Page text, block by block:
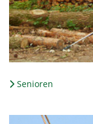
Senioren